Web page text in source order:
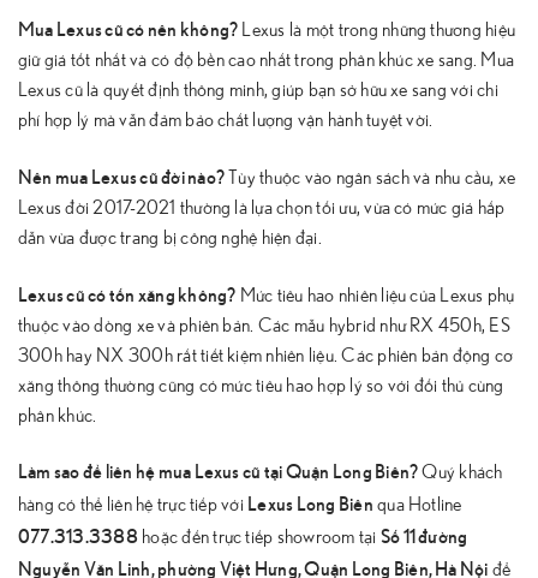
Mua Lexus cũ có nên không? Lexus là một trong những thương hiệu
giữ giá tốt nhất và có độ bền cao nhất trong phân khúc xe sang. Mua
Lexus cũ là quyết định thông minh, giúp bạn sở hữu xe sang với chi
phí hợp lý mà vẫn đảm bảo chất lượng vận hành tuyệt vời.
Nên mua Lexus cũ đời nào? Tùy thuộc vào ngân sách và nhu cầu, xe
Lexus đời 2017-2021 thường là lựa chọn tối ưu, vừa có mức giá hấp
dẫn vừa được trang bị công nghệ hiện đại.
Lexus cũ có tốn xăng không? Mức tiêu hao nhiên liệu của Lexus phụ
thuộc vào dòng xe và phiên bản. Các mẫu hybrid như RX 450h, ES
300h hay NX 300h rất tiết kiệm nhiên liệu. Các phiên bản động cơ
xăng thông thường cũng có mức tiêu hao hợp lý so với đối thủ cùng
phân khúc.
Làm sao để liên hệ mua Lexus cũ tại Quận Long Biên?Quý khách
hàng có thể liên hệ trực tiếp với Lexus Long Biên qua Hotline
077.313.3388 hoặc đến trực tiếp showroom tại Số 11 đường
Nguyễn Văn Linh, phường Việt Hưng, Quận Long Biên, Hà Nội để